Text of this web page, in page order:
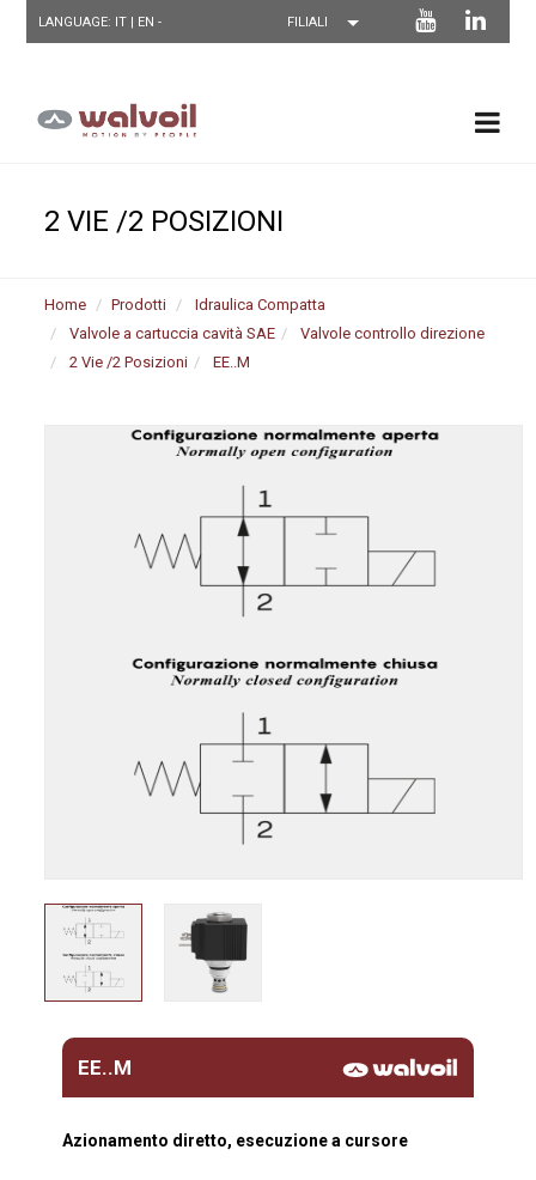
LANGUAGE: IT | EN-
2 VIE /2 POSIZIONI
Home Prodotti
Idraulica Compatta
Valvole a cartuccia cavità SAE
Valvole controllo direzione
2 Vie /2 Posizioni
EE..M
EE..M
Azionamento diretto, esecuzione a cursore